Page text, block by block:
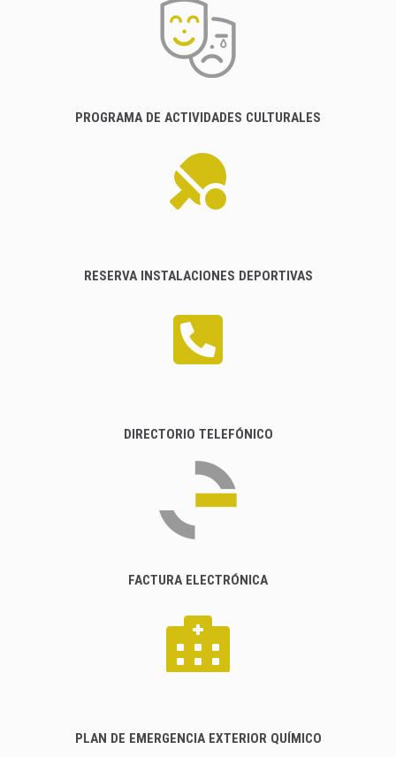
PROGRAMA DE ACTIVIDADES CULTURALES
RESERVA INSTALACIONES DEPORTIVAS
DIRECTORIO TELEFÓNICO
FACTURA ELECTRÓNICA
PLAN DE EMERGENCIA EXTERIOR QUÍMICO